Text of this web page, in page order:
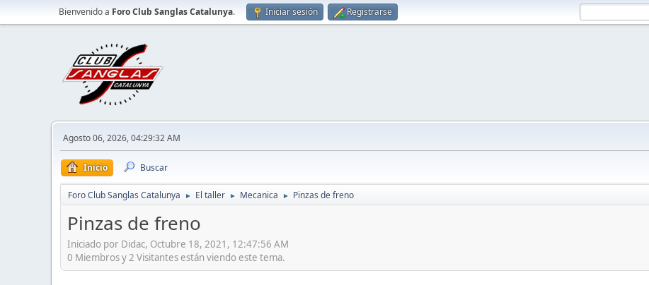
Bienvenido a Foro Club Sanglas Catalunya. Iniciar sesión Registrarse
Agosto 06, 2026, 04:29:32 AM
Inicio Buscar
Foro Club Sanglas Catalunya ► El taller ► Mecanica ► Pinzas de freno
Pinzas de freno
Iniciado por Didac, Octubre 18, 2021, 12:47:56 AM
0 Miembros y 2 Visitantes están viendo este tema.